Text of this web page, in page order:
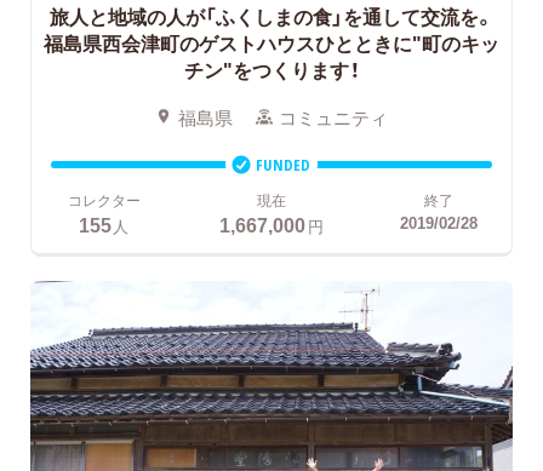
旅人と地域の人が「ふくしまの食」を通して交流を。
福島県西会津町のゲストハウスひとときに"町のキッ
チン"をつくります！
福島県 コミュニティ
FUNDED
コレクター
155人
現在
1,667,000円
終了
2019/02/28